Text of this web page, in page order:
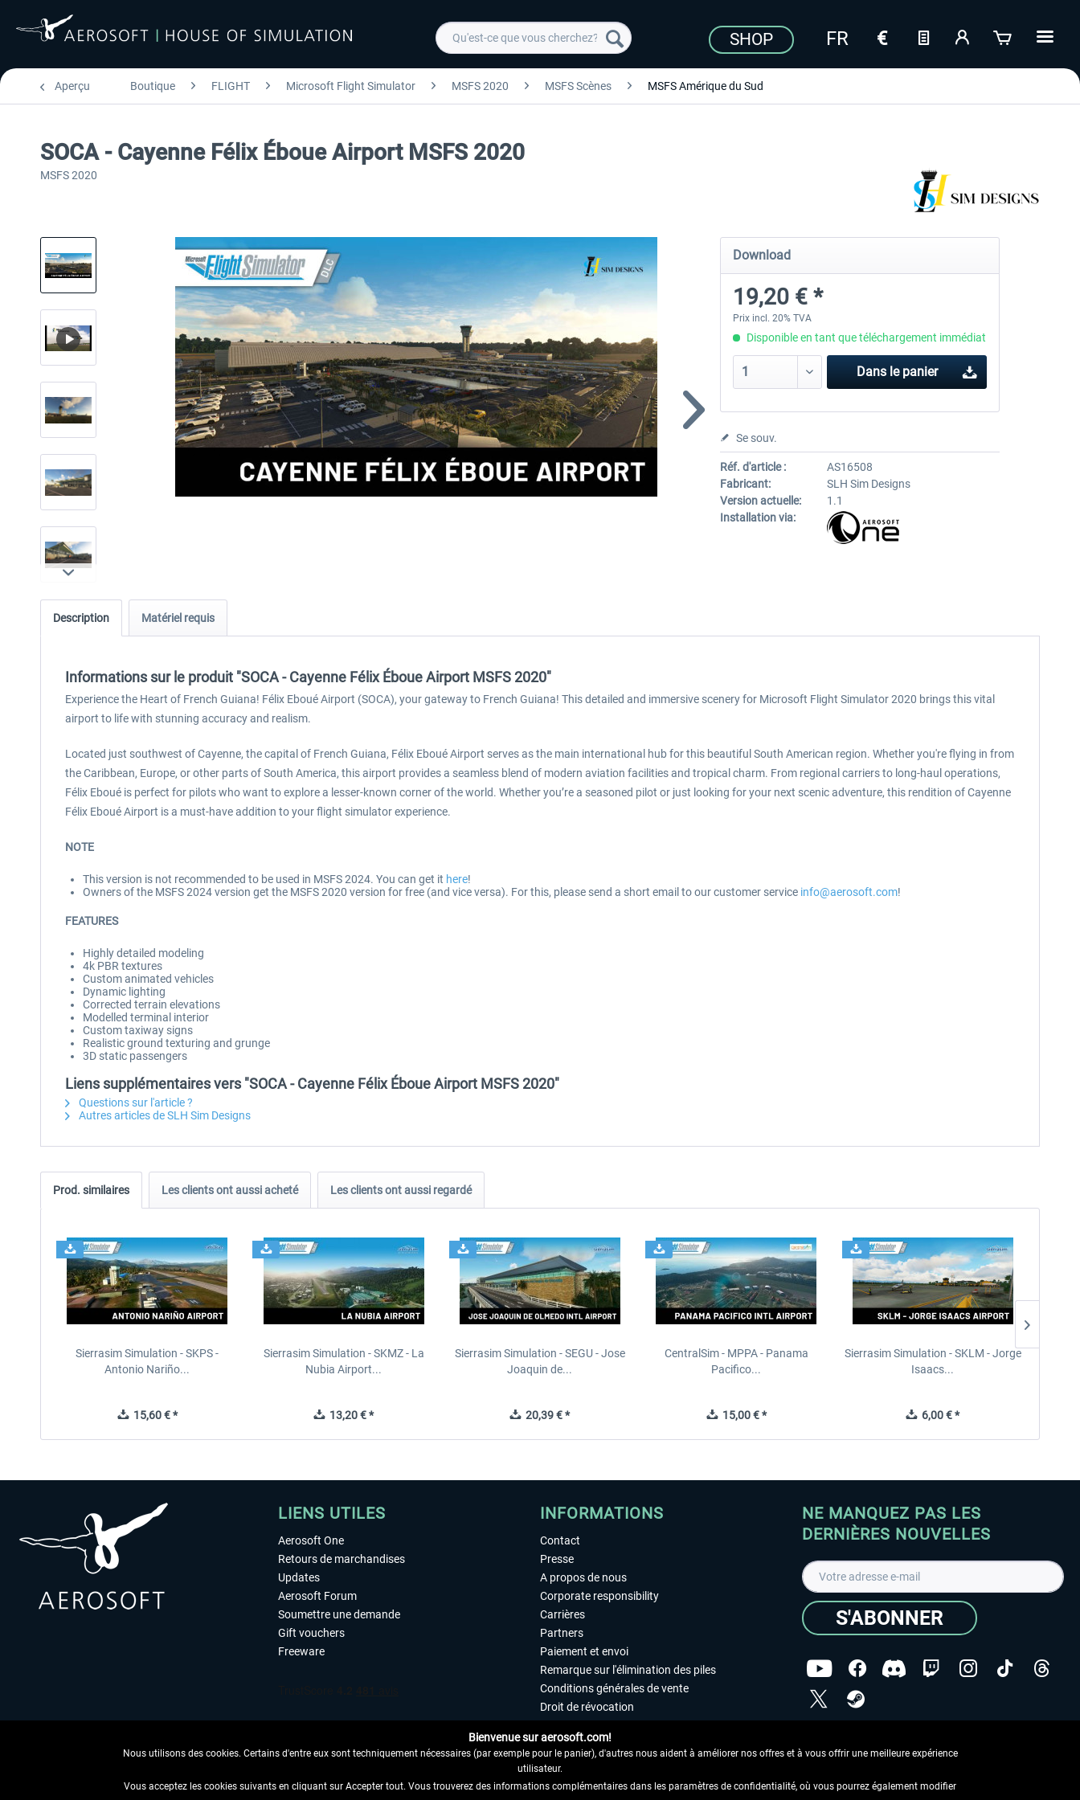
SHOP
Aperçu Boutique FLIGHT Microsoft Flight Simulator MSFS 2020 MSFS Scènes MSFS Amérique du Sud
SOCA - Cayenne Félix Éboue Airport MSFS 2020
MSFS 2020
Download
19,20 € *
Prix incl. 20% TVA
Disponible en tant que téléchargement immédiat
Dans le panier
Se souv.
Réf. d'article :
AS16508
Fabricant:
SLH Sim Designs
Version actuelle:
1.1
Installation via:
Description Matériel requis
Informations sur le produit "SOCA - Cayenne Félix Éboue Airport MSFS 2020"
Experience the Heart of French Guiana! Félix Eboué Airport (SOCA), your gateway to French Guiana! This detailed and immersive scenery for Microsoft Flight Simulator 2020 brings this vital
airport to life with stunning accuracy and realism.
Located just southwest of Cayenne, the capital of French Guiana, Félix Eboué Airport serves as the main international hub for this beautiful South American region. Whether you're flying in from
the Caribbean, Europe, or other parts of South America, this airport provides a seamless blend of modern aviation facilities and tropical charm. From regional carriers to long-haul operations,
Félix Eboué is perfect for pilots who want to explore a lesser-known corner of the world. Whether you’re a seasoned pilot or just looking for your next scenic adventure, this rendition of Cayenne
Félix Eboué Airport is a must-have addition to your flight simulator experience.
NOTE
This version is not recommended to be used in MSFS 2024. You can get it here!
Owners of the MSFS 2024 version get the MSFS 2020 version for free (and vice versa). For this, please send a short email to our customer service info@aerosoft.com!
FEATURES
Highly detailed modeling
4k PBR textures
Custom animated vehicles
Dynamic lighting
Corrected terrain elevations
Modelled terminal interior
Custom taxiway signs
Realistic ground texturing and grunge
3D static passengers
Liens supplémentaires vers "SOCA - Cayenne Félix Éboue Airport MSFS 2020"
Questions sur l'article ?
Autres articles de SLH Sim Designs
Prod. similaires Les clients ont aussi acheté Les clients ont aussi regardé
Sierrasim Simulation - SKPS -
Antonio Nariño...
15,60 € *
Sierrasim Simulation - SKMZ - La
Nubia Airport...
13,20 € *
Sierrasim Simulation - SEGU - Jose
Joaquin de...
20,39 € *
CentralSim - MPPA - Panama
Pacifico...
15,00 € *
Sierrasim Simulation - SKLM - Jorge
Isaacs...
6,00 € *
LIENS UTILES
Aerosoft One
Retours de marchandises
Updates
Aerosoft Forum
Soumettre une demande
Gift vouchers
Freeware
INFORMATIONS
Contact
Presse
A propos de nous
Corporate responsibility
Carrières
Partners
Paiement et envoi
Remarque sur l'élimination des piles
Conditions générales de vente
Droit de révocation
Accessibilité
Mentions légales
NE MANQUEZ PAS LES
DERNIÈRES NOUVELLES
S'ABONNER
Copyright © Aerosoft GmbH - Tous droits réservés
Bienvenue sur aerosoft.com!
Nous utilisons des cookies. Certains d'entre eux sont techniquement nécessaires (par exemple pour le panier), d'autres nous aident à améliorer nos offres et à vous offrir une meilleure expérience
utilisateur.
Vous acceptez les cookies suivants en cliquant sur Accepter tout. Vous trouverez des informations complémentaires dans les paramètres de confidentialité, où vous pourrez également modifier